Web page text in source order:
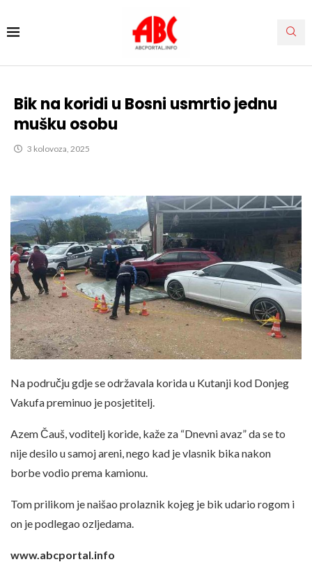
Bik na koridi u Bosni usmrtio jednu
mušku osobu
3 kolovoza, 2025
Na području gdje se održavala korida u Kutanji kod Donjeg
Vakufa preminuo je posjetitelj.
Azem Čauš, voditelj koride, kaže za “Dnevni avaz” da se to
nije desilo u samoj areni, nego kad je vlasnik bika nakon
borbe vodio prema kamionu.
Tom prilikom je naišao prolaznik kojeg je bik udario rogom i
on je podlegao ozljedama.
www.abcportal.info